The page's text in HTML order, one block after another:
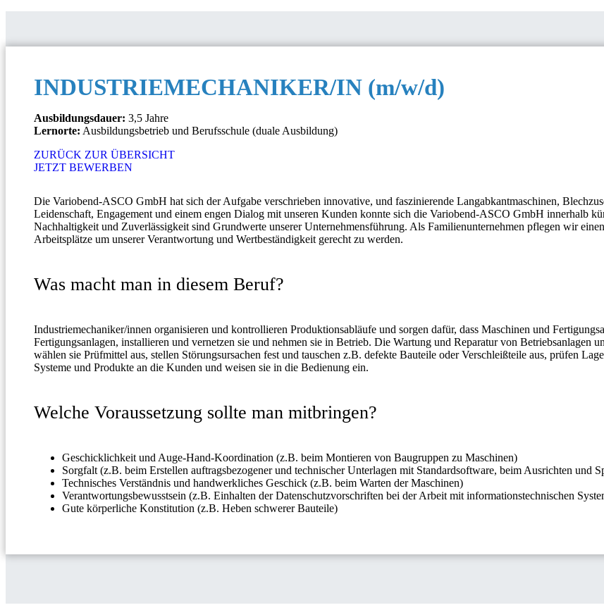
INDUSTRIEMECHANIKER/IN (m/w/d)
Ausbildungsdauer: 3,5 Jahre
Lernorte: Ausbildungsbetrieb und Berufsschule (duale Ausbildung)
ZURÜCK ZUR ÜBERSICHT
JETZT BEWERBEN
Die Variobend-ASCO GmbH hat sich der Aufgabe verschrieben innovative, und faszinierende Langabkantmaschinen,
Leidenschaft, Engagement und einem engen Dialog mit unseren Kunden konnte sich die Variobend-ASCO GmbH innerhalb
Nachhaltigkeit und Zuverlässigkeit sind Grundwerte unserer Unternehmensführung. Als Familienunternehmen pflegen wir
Arbeitsplätze um unserer Verantwortung und Wertbeständigkeit gerecht zu werden.
Was macht man in diesem Beruf?
Industriemechaniker/innen organisieren und kontrollieren Produktionsabläufe und sorgen dafür, dass Maschinen und
Fertigungsanlagen, installieren und vernetzen sie und nehmen sie in Betrieb. Die Wartung und Reparatur von Betriebsanlagen
wählen sie Prüfmittel aus, stellen Störungsursachen fest und tauschen z.B. defekte Bauteile oder Verschleißteile aus, prüfen
Systeme und Produkte an die Kunden und weisen sie in die Bedienung ein.
Welche Voraussetzung sollte man mitbringen?
Geschicklichkeit und Auge-Hand-Koordination (z.B. beim Montieren von Baugruppen zu Maschinen)
Sorgfalt (z.B. beim Erstellen auftragsbezogener und technischer Unterlagen mit Standardsoftware, beim Ausrichten und
Technisches Verständnis und handwerkliches Geschick (z.B. beim Warten der Maschinen)
Verantwortungsbewusstsein (z.B. Einhalten der Datenschutzvorschriften bei der Arbeit mit informationstechnischen
Gute körperliche Konstitution (z.B. Heben schwerer Bauteile)